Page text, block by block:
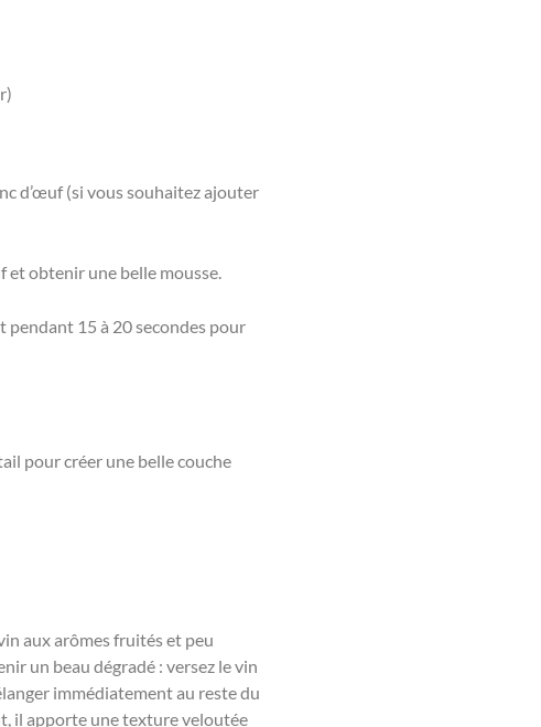
d’œuf (si vous souhaitez ajouter
et obtenir une belle mousse.
pendant 15 à 20 secondes pour
pour créer une belle couche
aux arômes fruités et peu
un beau dégradé : versez le vin
immédiatement au reste du
il apporte une texture veloutée